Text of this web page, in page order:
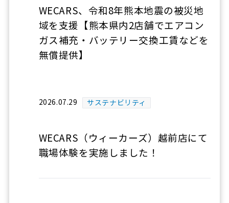
WECARS、令和8年熊本地震の被災地
域を支援【熊本県内2店舗でエアコン
ガス補充・バッテリー交換工賃などを
無償提供】
2026.07.29 サステナビリティ
WECARS（ウィーカーズ）越前店にて
職場体験を実施しました！